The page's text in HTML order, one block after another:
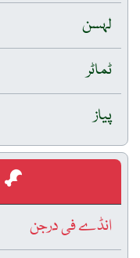
لہسن
ٹماٹر
پیاز
انڈے فی درجن